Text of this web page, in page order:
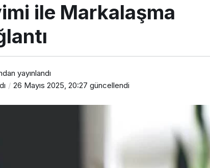
ile Markalaşma
yayınlandı
26 Mayıs 2025, 20:27 güncellendi
Mürsel Ferhat
Rumeli Tv’de
Atölyesi